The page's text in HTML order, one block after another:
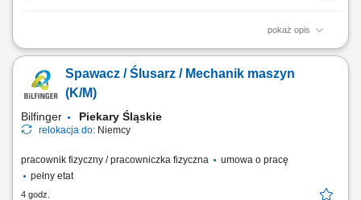
pokaż opis
Opis stanowiska: Wykonywanie prac malarskich i natryskowych zgodnie
wykończenia, Szlifowanie, szpachlowanie i inne prace
przygotowawcze, Dbałość o terminową realizację zadań i wysoką
Spawacz / Ślusarz / Mechanik maszyn
(K/M)
Bilfinger Piekary Śląskie
relokacja do: Niemcy
pracownik fizyczny / pracowniczka fizyczna
umowa o pracę
pełny etat
4 godz.